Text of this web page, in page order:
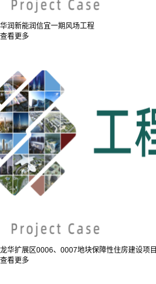
华润新能润信宜一期风场工程
查看更多
龙华扩展区0006、0007地块保障性住房建设项目
查看更多